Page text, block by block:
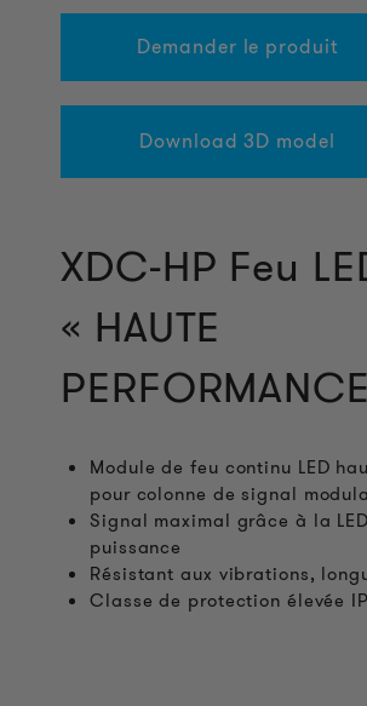
Demander le produit
Download 3D model
XDC-HP Feu
« HAUTE
Module de feu continu LED
pour colonne de signal
Signal maximal grâce à la
puissance
Résistant aux vibrations,
Classe de protection élevée